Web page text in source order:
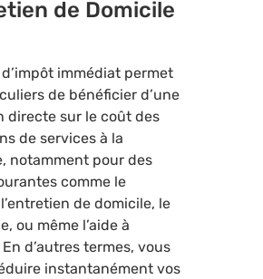
de Domicile
immédiat permet
de bénéficier d’une
directe sur le coût des
de services à la
notamment pour des
comme le
de domicile, le
ou même l’aide à
d’autres termes, vous
instantanément vos